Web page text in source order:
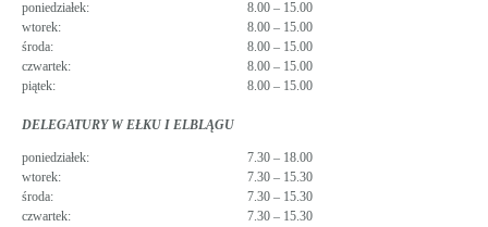
poniedziałek:
8.00 – 15.00
wtorek:
8.00 – 15.00
środa:
8.00 – 15.00
czwartek:
8.00 – 15.00
piątek:
8.00 – 15.00
DELEGATURY W EŁKU I ELBLĄGU
poniedziałek:
7.30 – 18.00
wtorek:
7.30 – 15.30
środa:
7.30 – 15.30
czwartek:
7.30 – 15.30